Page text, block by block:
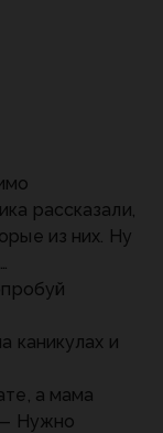
рассказали,
из них. Ну
каникулах и
а мама
— Нужно